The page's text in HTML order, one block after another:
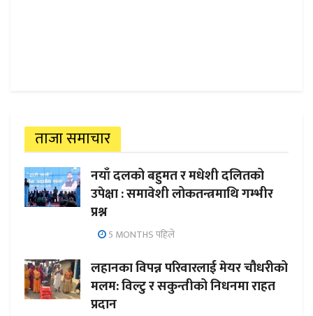
ताजा समाचार
नयाँ दलको बहुमत र मधेशी दलितको
उपेक्षा : समावेशी लोकतन्त्रमाथि गम्भीर
प्रश्न
5 MONTHS पहिले
लहानका विपन्न परिवारलाई मेयर चौधरीको
मलम: विल्टु र सकुन्तीको निधनमा राहत
प्रदान